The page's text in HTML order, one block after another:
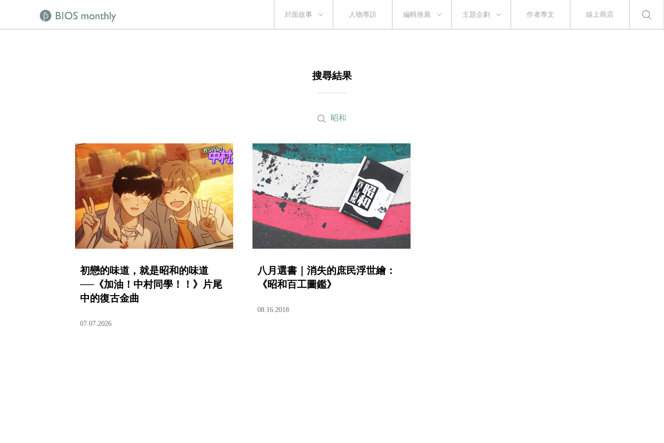
封面故事 人物專訪 編輯推薦 主題企劃 作者專文 線上商店
搜尋結果
昭和
初戀的味道，就是昭和的味道
──《加油！中村同學！！》片尾
中的復古金曲
07.07.2026
八月選書｜消失的庶民浮世繪：
《昭和百工圖鑑》
08.16.2018